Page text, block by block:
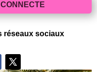
réseaux sociaux